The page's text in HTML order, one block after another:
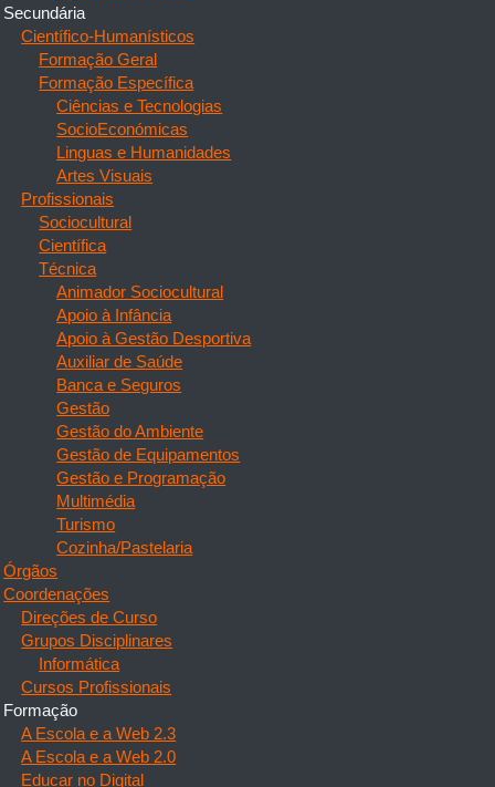
Secundária
Científico-Humanísticos
Formação Geral
Formação Específica
Ciências e Tecnologias
SocioEconómicas
Linguas e Humanidades
Artes Visuais
Profissionais
Sociocultural
Científica
Técnica
Animador Sociocultural
Apoio à Infância
Apoio à Gestão Desportiva
Auxiliar de Saúde
Banca e Seguros
Gestão
Gestão do Ambiente
Gestão de Equipamentos
Gestão e Programação
Multimédia
Turismo
Cozinha/Pastelaria
Órgãos
Coordenações
Direções de Curso
Grupos Disciplinares
Informática
Cursos Profissionais
Formação
A Escola e a Web 2.3
A Escola e a Web 2.0
Educar no Digital